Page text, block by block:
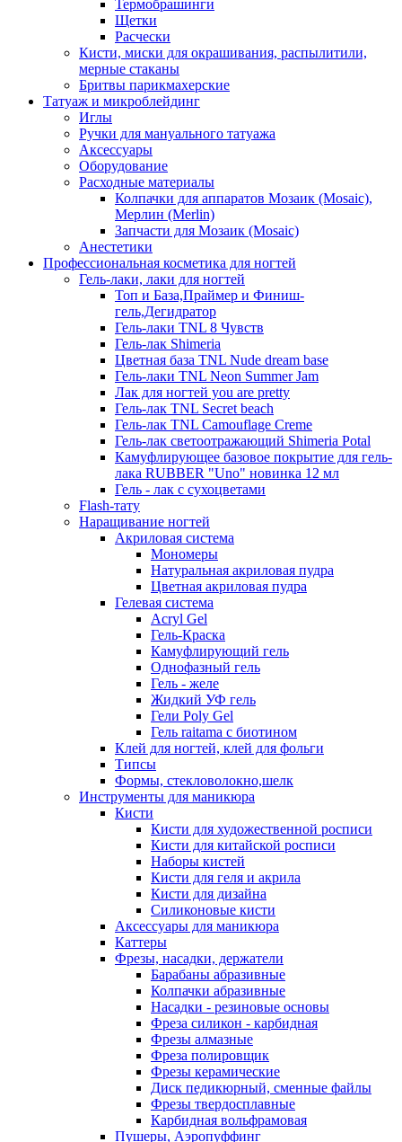
Термобрашинги
Щетки
Расчески
Кисти, миски для окрашивания, распылитили,
мерные стаканы
Бритвы парикмахерские
Татуаж и микроблейдинг
Иглы
Ручки для мануального татуажа
Аксессуары
Оборудование
Расходные материалы
Колпачки для аппаратов Мозаик (Mosaic),
Мерлин (Merlin)
Запчасти для Мозаик (Mosaic)
Анестетики
Профессиональная косметика для ногтей
Гель-лаки, лаки для ногтей
Топ и База,Праймер и Финиш-
гель,Дегидратор
Гель-лаки TNL 8 Чувств
Гель-лак Shimeria
Цветная база TNL Nude dream base
Гель-лаки TNL Neon Summer Jam
Лак для ногтей you are pretty
Гель-лак TNL Secret beach
Гель-лак TNL Camouflage Creme
Гель-лак светоотражающий Shimeria Potal
Камуфлирующее базовое покрытие для гель-
лака RUBBER "Uno" новинка 12 мл
Гель - лак с сухоцветами
Flash-тату
Наращивание ногтей
Акриловая система
Мономеры
Натуральная акриловая пудра
Цветная акриловая пудра
Гелевая система
Acryl Gel
Гель-Краска
Камуфлирующий гель
Однофазный гель
Гель - желе
Жидкий УФ гель
Гели Poly Gel
Гель raitama с биотином
Клей для ногтей, клей для фольги
Типсы
Формы, стекловолокно,шелк
Инструменты для маникюра
Кисти
Кисти для художественной росписи
Кисти для китайской росписи
Наборы кистей
Кисти для геля и акрила
Кисти для дизайна
Силиконовые кисти
Аксессуары для маникюра
Каттеры
Фрезы, насадки, держатели
Барабаны абразивные
Колпачки абразивные
Насадки - резиновые основы
Фреза силикон - карбидная
Фрезы алмазные
Фреза полировщик
Фрезы керамические
Диск педикюрный, сменные файлы
Фрезы твердосплавные
Карбидная вольфрамовая
Пушеры, Аэропуффинг